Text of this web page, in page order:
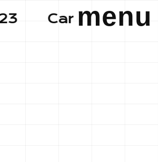
Carte du Château
menu